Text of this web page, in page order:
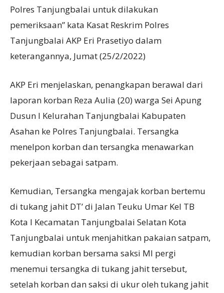
Polres Tanjungbalai untuk dilakukan
pemeriksaan” kata Kasat Reskrim Polres
Tanjungbalai AKP Eri Prasetiyo dalam
keterangannya, Jumat (25/2/2022)
AKP Eri menjelaskan, penangkapan berawal dari
laporan korban Reza Aulia (20) warga Sei Apung
Dusun I Kelurahan Tanjungbalai Kabupaten
Asahan ke Polres Tanjungbalai. Tersangka
menelpon korban dan tersangka menawarkan
pekerjaan sebagai satpam.
Kemudian, Tersangka mengajak korban bertemu
di tukang jahit DT’ di Jalan Teuku Umar Kel TB
Kota I Kecamatan Tanjungbalai Selatan Kota
Tanjungbalai untuk menjahitkan pakaian satpam,
kemudian korban bersama saksi MI pergi
menemui tersangka di tukang jahit tersebut,
setelah korban dan saksi di ukur oleh tukang jahit